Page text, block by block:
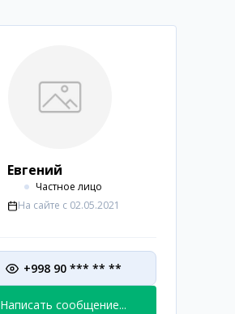
Евгений
Частное лицо
На сайте с 02.05.2021
+998 90 *** ** **
Написать сообщение...